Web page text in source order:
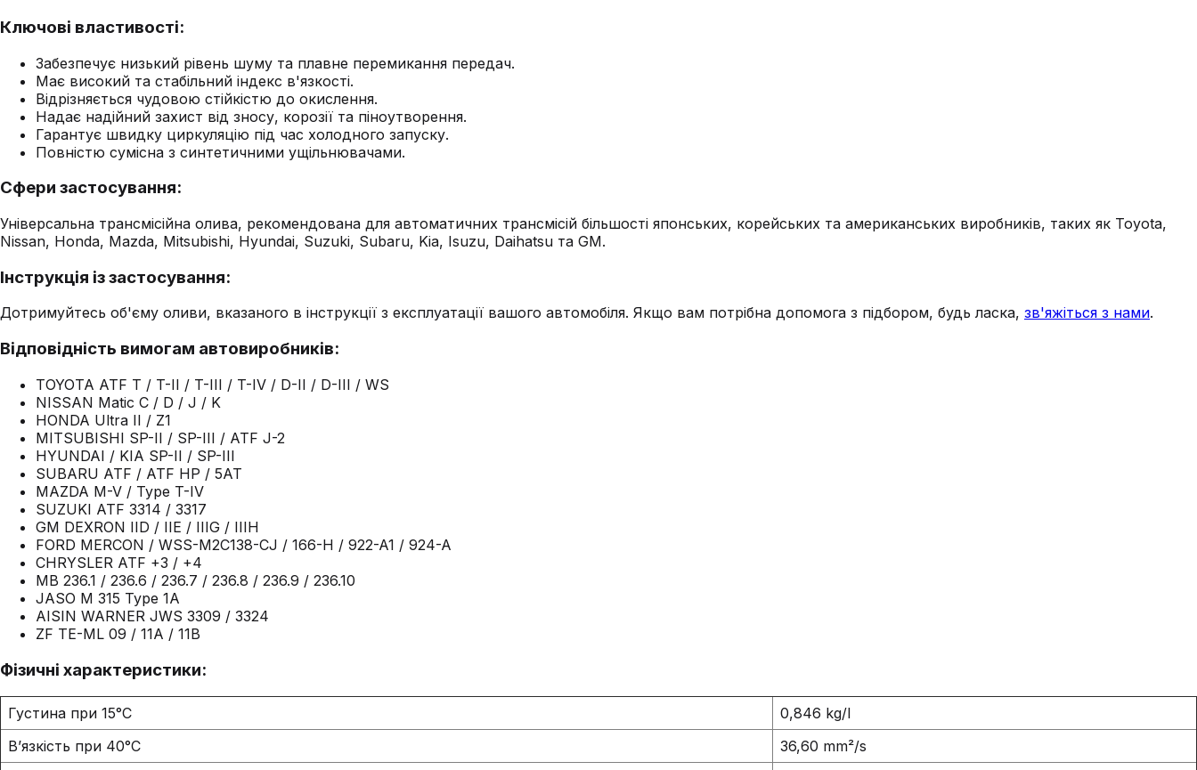
Ключові властивості:
Забезпечує низький рівень шуму та плавне перемикання передач.
Має високий та стабільний індекс в'язкості.
Відрізняється чудовою стійкістю до окислення.
Надає надійний захист від зносу, корозії та піноутворення.
Гарантує швидку циркуляцію під час холодного запуску.
Повністю сумісна з синтетичними ущільнювачами.
Сфери застосування:
Універсальна трансмісійна олива, рекомендована для автоматичних трансмісій більшості японських, корейських та американських виробників, таких як Toyota,
Nissan, Honda, Mazda, Mitsubishi, Hyundai, Suzuki, Subaru, Kia, Isuzu, Daihatsu та GM.
Інструкція із застосування:
Дотримуйтесь об'єму оливи, вказаного в інструкції з експлуатації вашого автомобіля. Якщо вам потрібна допомога з підбором, будь ласка, зв'яжіться з нами.
Відповідність вимогам автовиробників:
TOYOTA ATF T / T-II / T-III / T-IV / D-II / D-III / WS
NISSAN Matic C / D / J / K
HONDA Ultra II / Z1
MITSUBISHI SP-II / SP-III / ATF J-2
HYUNDAI / KIA SP-II / SP-III
SUBARU ATF / ATF HP / 5AT
MAZDA M-V / Type T-IV
SUZUKI ATF 3314 / 3317
GM DEXRON IID / IIE / IIIG / IIIH
FORD MERCON / WSS-M2C138-CJ / 166-H / 922-A1 / 924-A
CHRYSLER ATF +3 / +4
MB 236.1 / 236.6 / 236.7 / 236.8 / 236.9 / 236.10
JASO M 315 Type 1A
AISIN WARNER JWS 3309 / 3324
ZF TE-ML 09 / 11A / 11B
Фізичні характеристики:
Густина при 15°C
0,846 kg/l
В’язкість при 40°C
36,60 mm²/s